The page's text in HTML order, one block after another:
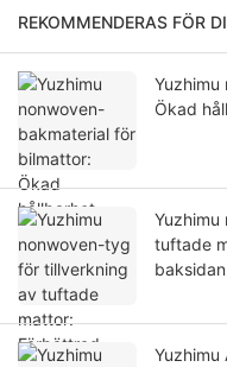
REKOMMENDERAS FÖR
Ökad
tuftade
baksidan
Yuzhimu